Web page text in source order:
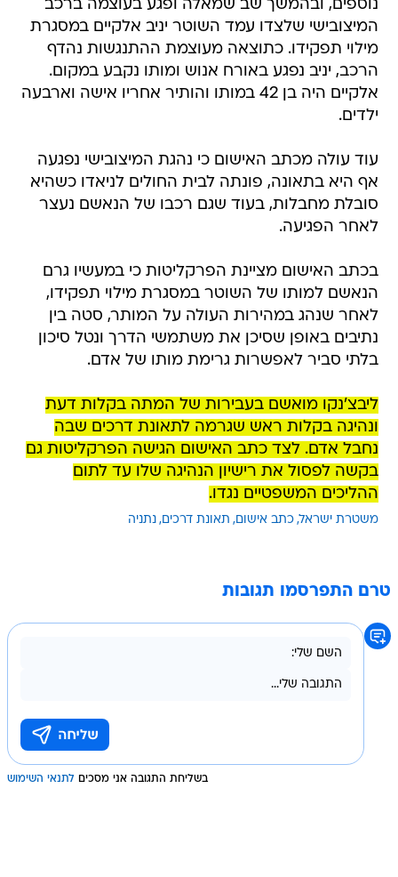
נוספים, ובהמשך שב שמאלה ופגע בעוצמה ברכב
המיצובישי שלצדו עמד השוטר יניב אלקיים במסגרת
מילוי תפקידו. כתוצאה מעוצמת ההתנגשות נהדף
הרכב, יניב נפגע באורח אנוש ומותו נקבע במקום.
אלקיים היה בן 42 במותו והותיר אחריו אישה וארבעה
ילדים.
עוד עולה מכתב האישום כי נהגת המיצובישי נפגעה
אף היא בתאונה, פונתה לבית החולים לניאדו כשהיא
סובלת מחבלות, בעוד שגם רכבו של הנאשם נעצר
לאחר הפגיעה.
בכתב האישום מציינת הפרקליטות כי במעשיו גרם
הנאשם למותו של השוטר במסגרת מילוי תפקידו,
לאחר שנהג במהירות העולה על המותר, סטה בין
נתיבים באופן שסיכן את משתמשי הדרך ונטל סיכון
בלתי סביר לאפשרות גרימת מותו של אדם.
ליבצ'נקו מואשם בעבירות של המתה בקלות דעת
ונהיגה בקלות ראש שגרמה לתאונת דרכים שבה
נחבל אדם. לצד כתב האישום הגישה הפרקליטות גם
בקשה לפסול את רישיון הנהיגה שלו עד לתום
ההליכים המשפטיים נגדו.
משטרת ישראל כתב אישום תאונת דרכים נתניה
טרם התפרסמו תגובות
בשליחת התגובה אני מסכים לתנאי השימוש